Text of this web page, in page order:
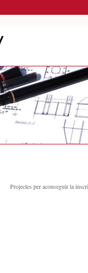
Projectes per aconseguir la